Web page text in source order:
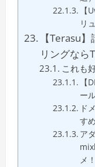
【
リ
【Terasu
リングなら
これも
【
ー
ド
すめ
ア
メ！